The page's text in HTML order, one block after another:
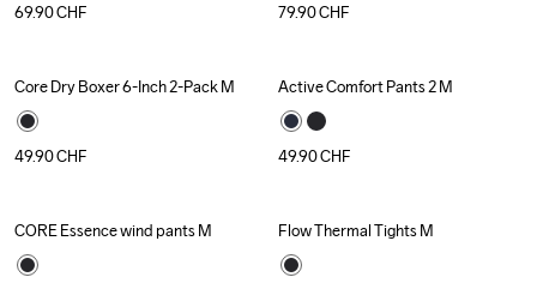
69.90CHF
79.90CHF
Recycled
Core Dry Boxer 6-Inch 2-Pack M
49.90CHF
Active Comfort Pants 2 M
49.90CHF
CORE Essence wind pants M Outlet
Flow Thermal Tights M